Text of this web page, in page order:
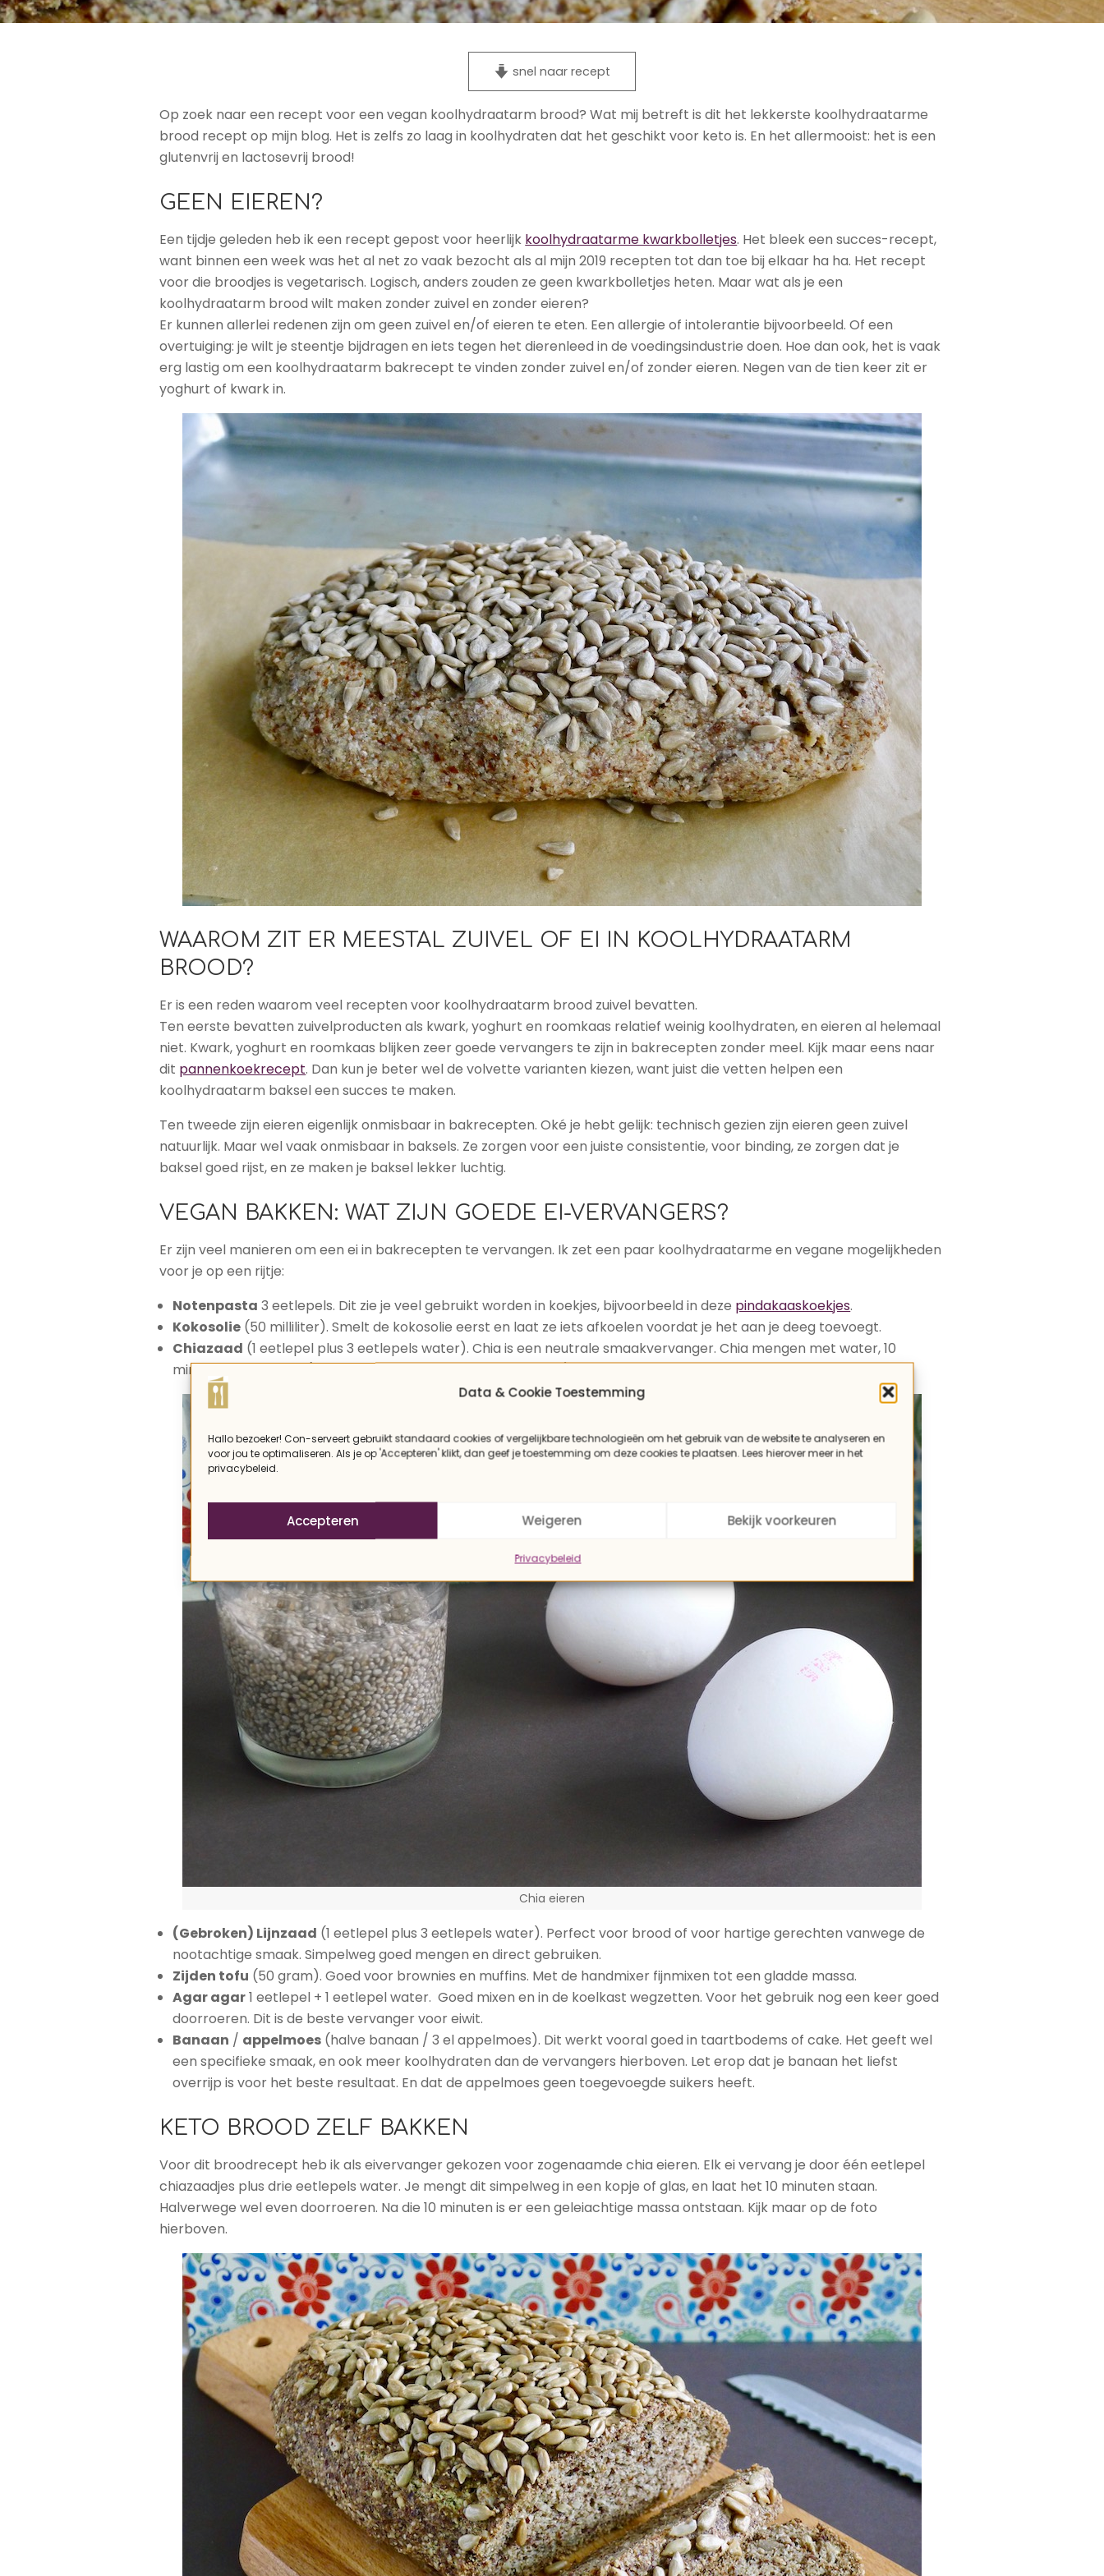
Data & Cookie Toestemming
Hallo bezoeker! Con-serveert gebruikt standaard cookies of vergelijkbare technologieën om het gebruik van de website te analyseren en
voor jou te optimaliseren. Als je op 'Accepteren' klikt, dan geef je toestemming om deze cookies te plaatsen. Lees hierover meer in het
privacybeleid.
Accepteren Weigeren Bekijk voorkeuren
Privacybeleid
snel naar recept
Op zoek naar een recept voor een vegan koolhydraatarm brood? Wat mij betreft is dit het lekkerste koolhydraatarme
brood recept op mijn blog. Het is zelfs zo laag in koolhydraten dat het geschikt voor keto is. En het allermooist: het is een
glutenvrij en lactosevrij brood!
GEEN EIEREN?
Een tijdje geleden heb ik een recept gepost voor heerlijk koolhydraatarme kwarkbolletjes. Het bleek een succes-recept,
want binnen een week was het al net zo vaak bezocht als al mijn 2019 recepten tot dan toe bij elkaar ha ha. Het recept
voor die broodjes is vegetarisch. Logisch, anders zouden ze geen kwarkbolletjes heten. Maar wat als je een
koolhydraatarm brood wilt maken zonder zuivel en zonder eieren?
Er kunnen allerlei redenen zijn om geen zuivel en/of eieren te eten. Een allergie of intolerantie bijvoorbeeld. Of een
overtuiging: je wilt je steentje bijdragen en iets tegen het dierenleed in de voedingsindustrie doen. Hoe dan ook, het is vaak
erg lastig om een koolhydraatarm bakrecept te vinden zonder zuivel en/of zonder eieren. Negen van de tien keer zit er
yoghurt of kwark in.
WAAROM ZIT ER MEESTAL ZUIVEL OF EI IN KOOLHYDRAATARM
BROOD?
Er is een reden waarom veel recepten voor koolhydraatarm brood zuivel bevatten.
Ten eerste bevatten zuivelproducten als kwark, yoghurt en roomkaas relatief weinig koolhydraten, en eieren al helemaal
niet. Kwark, yoghurt en roomkaas blijken zeer goede vervangers te zijn in bakrecepten zonder meel. Kijk maar eens naar
dit pannenkoekrecept. Dan kun je beter wel de volvette varianten kiezen, want juist die vetten helpen een
koolhydraatarm baksel een succes te maken.
Ten tweede zijn eieren eigenlijk onmisbaar in bakrecepten. Oké je hebt gelijk: technisch gezien zijn eieren geen zuivel
natuurlijk. Maar wel vaak onmisbaar in baksels. Ze zorgen voor een juiste consistentie, voor binding, ze zorgen dat je
baksel goed rijst, en ze maken je baksel lekker luchtig.
VEGAN BAKKEN: WAT ZIJN GOEDE EI-VERVANGERS?
Er zijn veel manieren om een ei in bakrecepten te vervangen. Ik zet een paar koolhydraatarme en vegane mogelijkheden
voor je op een rijtje:
Notenpasta 3 eetlepels. Dit zie je veel gebruikt worden in koekjes, bijvoorbeeld in deze pindakaaskoekjes.
Kokosolie (50 milliliter). Smelt de kokosolie eerst en laat ze iets afkoelen voordat je het aan je deeg toevoegt.
Chiazaad (1 eetlepel plus 3 eetlepels water). Chia is een neutrale smaakvervanger. Chia mengen met water, 10
minuten laten staan (halverwege een keer goed doorroeren), en je hebt een chia-ei.
Chia eieren
(Gebroken) Lijnzaad (1 eetlepel plus 3 eetlepels water). Perfect voor brood of voor hartige gerechten vanwege de
nootachtige smaak. Simpelweg goed mengen en direct gebruiken.
Zijden tofu (50 gram). Goed voor brownies en muffins. Met de handmixer fijnmixen tot een gladde massa.
Agar agar1 eetlepel + 1 eetlepel water. Goed mixen en in de koelkast wegzetten. Voor het gebruik nog een keer goed
doorroeren. Dit is de beste vervanger voor eiwit.
Banaan / appelmoes (halve banaan / 3 el appelmoes). Dit werkt vooral goed in taartbodems of cake. Het geeft wel
een specifieke smaak, en ook meer koolhydraten dan de vervangers hierboven. Let erop dat je banaan het liefst
overrijp is voor het beste resultaat. En dat de appelmoes geen toegevoegde suikers heeft.
KETO BROOD ZELF BAKKEN
Voor dit broodrecept heb ik als eivervanger gekozen voor zogenaamde chia eieren. Elk ei vervang je door één eetlepel
chiazaadjes plus drie eetlepels water. Je mengt dit simpelweg in een kopje of glas, en laat het 10 minuten staan.
Halverwege wel even doorroeren. Na die 10 minuten is er een geleiachtige massa ontstaan. Kijk maar op de foto
hierboven.